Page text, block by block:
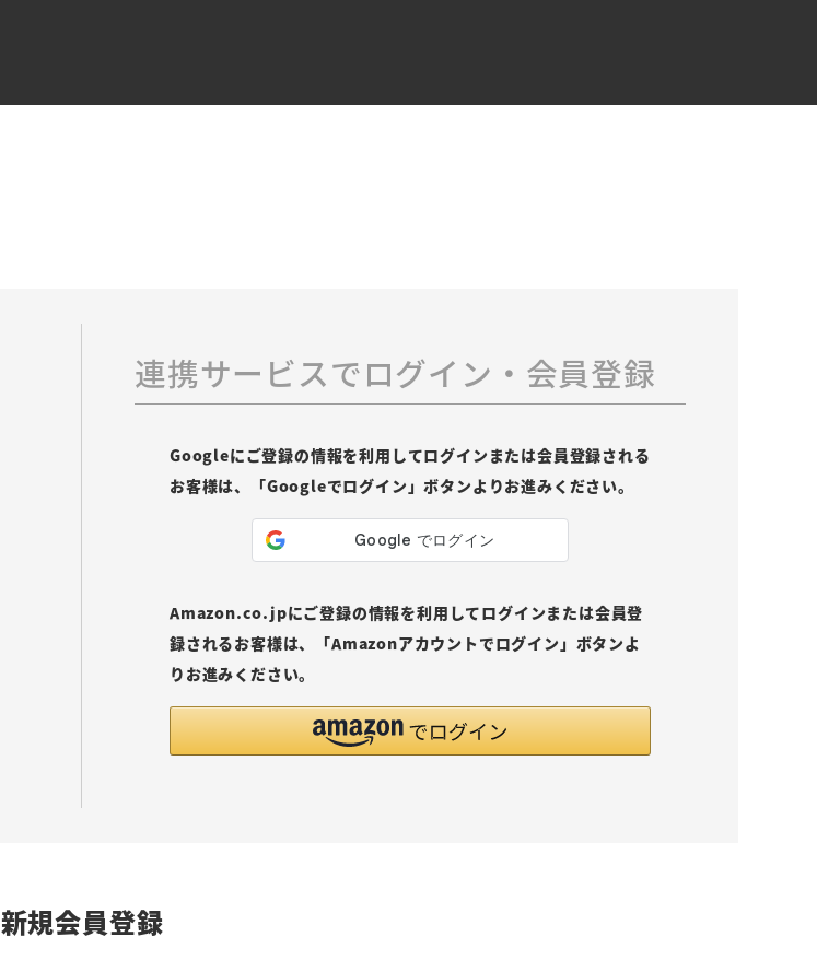
連携サービスでログイン・会員登録
Googleにご登録の情報を利用してログインまたは会員登録される
お客様は、「Googleでログイン」ボタンよりお進みください。
Amazon.co.jpにご登録の情報を利用してログインまたは会員登
録されるお客様は、「Amazonアカウントでログイン」ボタンよ
りお進みください。
新規会員登録